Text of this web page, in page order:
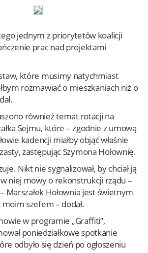
jednym z priorytetów koalicji
prac nad projektami
które musimy natychmiast
rozmawiać o mieszkaniach niż o
również temat rotacji na
Sejmu, które – zgodnie z umową
kadencji miałby objąć właśnie
zastępując Szymona Hołownię.
Nikt nie sygnalizował, by chciał ją
niej mowy o rekonstrukcji rządu –
Marszałek Hołownia jest świetnym
moim szefem – dodał.
w programie „Graffiti”,
poniedziałkowe spotkanie
odbyło się dzień po ogłoszeniu